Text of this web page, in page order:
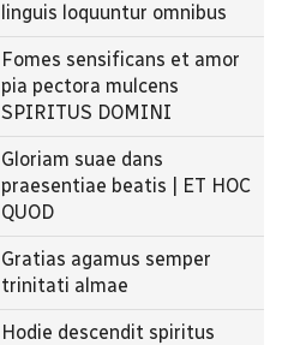
linguis loquuntur omnibus
Fomes sensificans et amor
pia pectora mulcens
SPIRITUS DOMINI
Gloriam suae dans
praesentiae beatis | ET HOC
QUOD
Gratias agamus semper
trinitati almae
Hodie descendit spiritus